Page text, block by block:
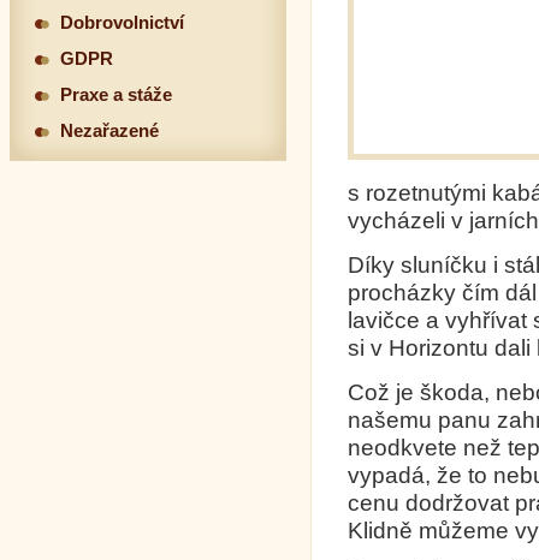
s rozetnutými
vycházeli v
Díky sluníčku i
procházky čím
lavičce a vyhřívat
si v Horizontu
Což je škoda,
našemu panu
neodkvete než
vypadá, že to
cenu dodržovat
Klidně můžeme
Dobrovolnictví
GDPR
Praxe a stáže
Nezařazené